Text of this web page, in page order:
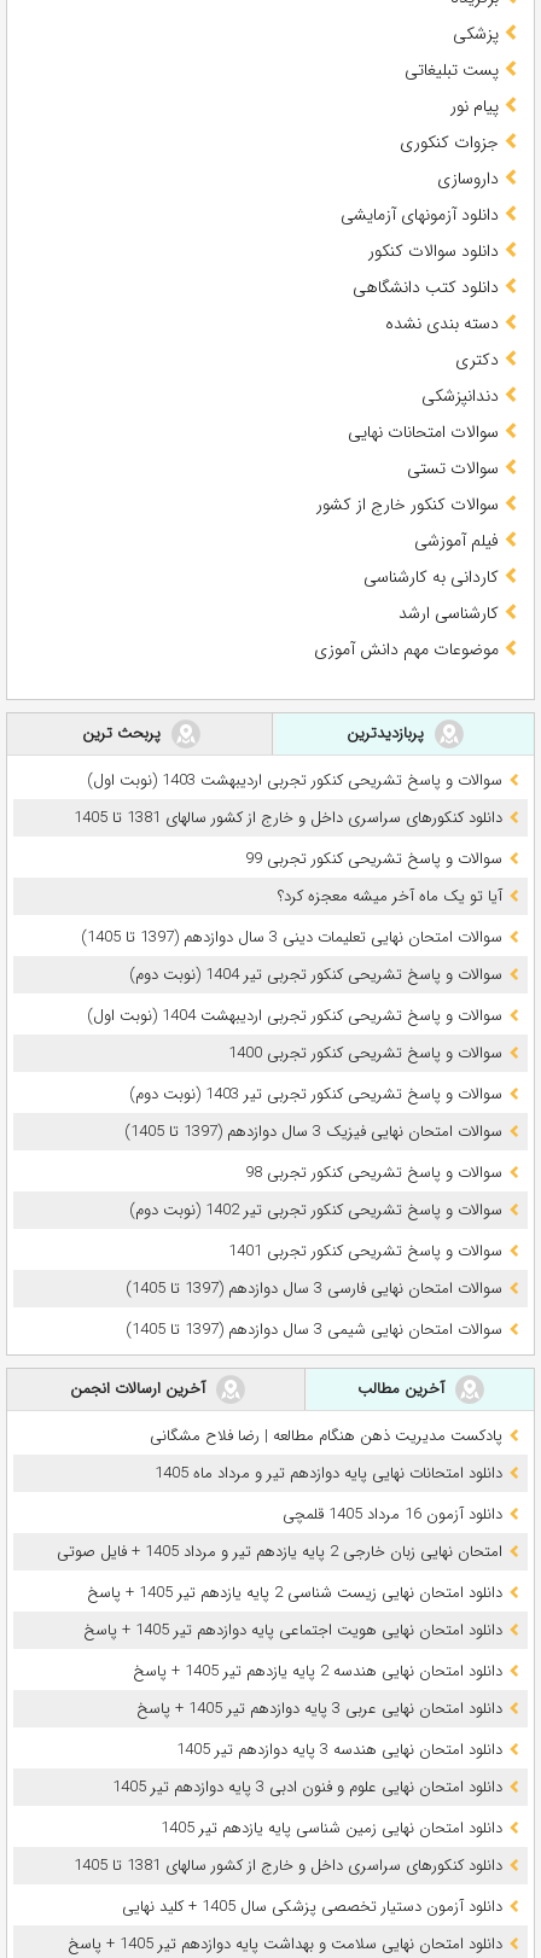
پزشکی
پست تبلیغاتی
پیام نور
جزوات کنکوری
داروسازی
دانلود آزمونهای آزمایشی
دانلود سوالات کنکور
دانلود کتب دانشگاهی
دسته بندی نشده
دکتری
دندانپزشکی
سوالات امتحانات نهایی
سوالات تستی
سوالات کنکور خارج از کشور
فیلم آموزشی
کاردانی به کارشناسی
کارشناسی ارشد
موضوعات مهم دانش آموزی
پربازدیدترین
پربحث ترین
سوالات و پاسخ تشریحی کنکور تجربی اردیبهشت 1403 (نوبت اول)
دانلود کنکورهای سراسری داخل و خارج از کشور سالهای 1381 تا 1405
سوالات و پاسخ تشریحی کنکور تجربی 99
آیا تو یک ماه آخر میشه معجزه کرد؟
سوالات امتحان نهایی تعلیمات دینی 3 سال دوازدهم (1397 تا 1405)
سوالات و پاسخ تشریحی کنکور تجربی تیر 1404 (نوبت دوم)
سوالات و پاسخ تشریحی کنکور تجربی اردیبهشت 1404 (نوبت اول)
سوالات و پاسخ تشریحی کنکور تجربی 1400
سوالات و پاسخ تشریحی کنکور تجربی تیر 1403 (نوبت دوم)
سوالات امتحان نهایی فیزیک 3 سال دوازدهم (1397 تا 1405)
سوالات و پاسخ تشریحی کنکور تجربی 98
سوالات و پاسخ تشریحی کنکور تجربی تیر 1402 (نوبت دوم)
سوالات و پاسخ تشریحی کنکور تجربی 1401
سوالات امتحان نهایی فارسی 3 سال دوازدهم (1397 تا 1405)
سوالات امتحان نهایی شیمی 3 سال دوازدهم (1397 تا 1405)
آخرین مطالب
آخرین ارسالات انجمن
پادکست مدیریت ذهن هنگام مطالعه | رضا فلاح مشگانی
دانلود امتحانات نهایی پایه دوازدهم تیر و مرداد ماه 1405
دانلود آزمون 16 مرداد 1405 قلمچی
امتحان نهایی زبان خارجی 2 پایه یازدهم تیر و مرداد 1405 + فایل صوتی
دانلود امتحان نهایی زیست شناسی 2 پایه یازدهم تیر 1405 + پاسخ
دانلود امتحان نهایی هویت اجتماعی پایه دوازدهم تیر 1405 + پاسخ
دانلود امتحان نهایی هندسه 2 پایه یازدهم تیر 1405 + پاسخ
دانلود امتحان نهایی عربی 3 پایه دوازدهم تیر 1405 + پاسخ
دانلود امتحان نهایی هندسه 3 پایه دوازدهم تیر 1405
دانلود امتحان نهایی علوم و فنون ادبی 3 پایه دوازدهم تیر 1405
دانلود امتحان نهایی زمین شناسی پایه یازدهم تیر 1405
دانلود کنکورهای سراسری داخل و خارج از کشور سالهای 1381 تا 1405
دانلود آزمون دستیار تخصصی پزشکی سال 1405 + کلید نهایی
دانلود امتحان نهایی سلامت و بهداشت پایه دوازدهم تیر 1405 + پاسخ